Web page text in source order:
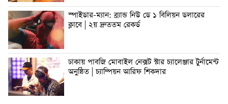
স্পাইডার-ম্যান: ব্র্যান্ড নিউ ডে ১ বিলিয়ন ডলারের
ক্লাবে | ২য় দ্রুততম রেকর্ড
ঢাকায় পাবজি মোবাইল নেক্সট স্টার চ্যালেঞ্জার টুর্নামেন্ট
অনুষ্ঠিত | চ্যাম্পিয়ন আরিফ শিকদার